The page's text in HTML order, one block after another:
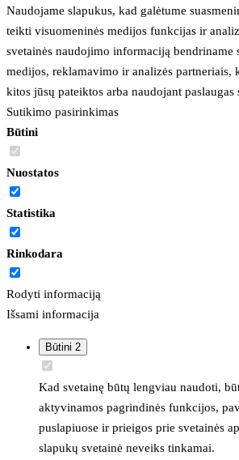
Naudojame slapukus, kad galėtume
teikti visuomeninės medijos funkcijas ir
svetainės naudojimo informaciją bendriname
medijos, reklamavimo ir analizės partneriais,
kitos jūsų pateiktos arba naudojant
Sutikimo pasirinkimas
Būtini
Nuostatos
Statistika
Rinkodara
Rodyti informaciją
Išsami informacija
Būtini 2
Kad svetainę būtų lengviau naudoti,
aktyvinamos pagrindinės funkcijos,
puslapiuose ir prieigos prie svetainės
slapukų svetainė neveiks tinkamai.